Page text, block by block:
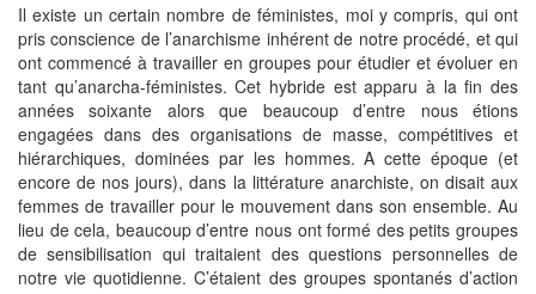
Il existe un certain nombre de féministes, moi y compris, qui ont
pris conscience de l’anarchisme inhérent de notre procédé, et qui
ont commencé à travailler en groupes pour étudier et évoluer en
tant qu’anarcha-féministes. Cet hybride est apparu à la fin des
années soixante alors que beaucoup d’entre nous étions
engagées dans des organisations de masse, compétitives et
hiérarchiques, dominées par les hommes. A cette époque (et
encore de nos jours), dans la littérature anarchiste, on disait aux
femmes de travailler pour le mouvement dans son ensemble. Au
lieu de cela, beaucoup d’entre nous ont formé des petits groupes
de sensibilisation qui traitaient des questions personnelles de
notre vie quotidienne. C’étaient des groupes spontanés d’action